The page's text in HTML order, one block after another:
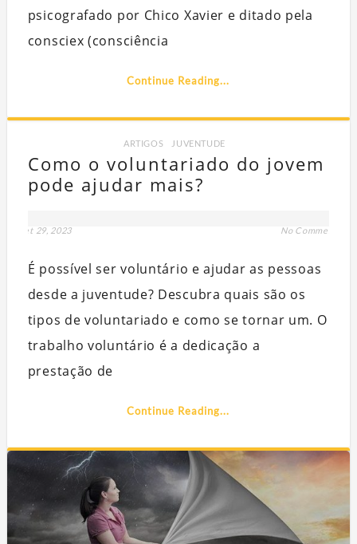
psicografado por Chico Xavier e ditado pela
consciex (consciência
Continue Reading...
ARTIGOS JUVENTUDE
Como o voluntariado do jovem
pode ajudar mais?
set 29, 2023 No Comment
É possível ser voluntário e ajudar as pessoas
desde a juventude? Descubra quais são os
tipos de voluntariado e como se tornar um. O
trabalho voluntário é a dedicação a
prestação de
Continue Reading...